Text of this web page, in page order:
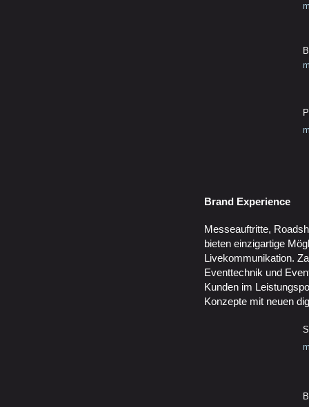
Brand Experience
Messeauftritte,
bieten einzigartige
Livekommunikation.
Eventtechnik und
Kunden im
Konzepte mit neuen